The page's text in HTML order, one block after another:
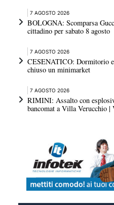
7 AGOSTO 2026
BOLOGNA: Scomparsa
cittadino per sabato 8 agosto
7 AGOSTO 2026
CESENATICO: Dormitorio
chiuso un minimarket
7 AGOSTO 2026
RIMINI: Assalto con
bancomat a Villa Verucchio